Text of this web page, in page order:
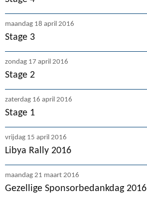
maandag 18 april 2016
Stage 3
zondag 17 april 2016
Stage 2
zaterdag 16 april 2016
Stage 1
vrijdag 15 april 2016
Libya Rally 2016
maandag 21 maart 2016
Gezellige Sponsorbedankdag 2016